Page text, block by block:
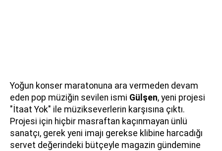
Yoğun konser maratonuna ara vermeden devam
eden pop müziğin sevilen ismi Gülşen, yeni projesi
"İtaat Yok" ile müzikseverlerin karşısına çıktı.
Projesi için hiçbir masraftan kaçınmayan ünlü
sanatçı, gerek yeni imajı gerekse klibine harcadığı
servet değerindeki bütçeyle magazin gündemine